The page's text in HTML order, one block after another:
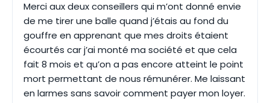
Merci aux deux conseillers qui m’ont donné envie
de me tirer une balle quand j’étais au fond du
gouffre en apprenant que mes droits étaient
écourtés car j’ai monté ma société et que cela
fait 8 mois et qu’on a pas encore atteint le point
mort permettant de nous rémunérer. Me laissant
en larmes sans savoir comment payer mon loyer.